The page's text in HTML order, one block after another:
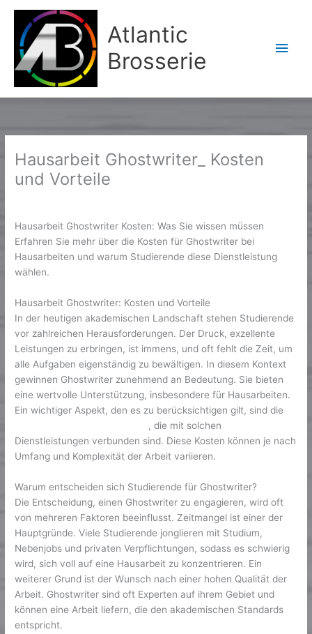
contenu
Atlantic
Brosserie
Hausarbeit Ghostwriter_ Kosten
und Vorteile
Hausarbeit Ghostwriter Kosten: Was Sie wissen müssen
Erfahren Sie mehr über die Kosten für Ghostwriter bei
Hausarbeiten und warum Studierende diese Dienstleistung
wählen.
Hausarbeit Ghostwriter: Kosten und Vorteile
In der heutigen akademischen Landschaft stehen Studierende
vor zahlreichen Herausforderungen. Der Druck, exzellente
Leistungen zu erbringen, ist immens, und oft fehlt die Zeit, um
alle Aufgaben eigenständig zu bewältigen. In diesem Kontext
gewinnen Ghostwriter zunehmend an Bedeutung. Sie bieten
eine wertvolle Unterstützung, insbesondere für Hausarbeiten.
Ein wichtiger Aspekt, den es zu berücksichtigen gilt, sind die
, die mit solchen
Dienstleistungen verbunden sind. Diese Kosten können je nach
Umfang und Komplexität der Arbeit variieren.
Warum entscheiden sich Studierende für Ghostwriter?
Die Entscheidung, einen Ghostwriter zu engagieren, wird oft
von mehreren Faktoren beeinflusst. Zeitmangel ist einer der
Hauptgründe. Viele Studierende jonglieren mit Studium,
Nebenjobs und privaten Verpflichtungen, sodass es schwierig
wird, sich voll auf eine Hausarbeit zu konzentrieren. Ein
weiterer Grund ist der Wunsch nach einer hohen Qualität der
Arbeit. Ghostwriter sind oft Experten auf ihrem Gebiet und
können eine Arbeit liefern, die den akademischen Standards
entspricht.